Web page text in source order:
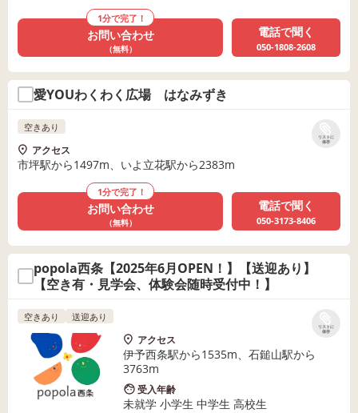
1分で完了！
お問い合わせ
（無料）
電話で聞く
050-1808-2608
愛YOUわくわく広場 はなみずき
リストに
保存
空きあり
アクセス
市坪駅から1497m、いよ立花駅から2383m
1分で完了！
お問い合わせ
（無料）
電話で聞く
050-3173-8406
popola西条【2025年6月OPEN！】【送迎あり】
【空き有・見学会、体験会随時受付中！】
リストに
保存
空きあり 送迎あり
アクセス
伊予西条駅から1535m、石鎚山駅から
3763m
受入年齢
未就学 小学生 中学生 高校生